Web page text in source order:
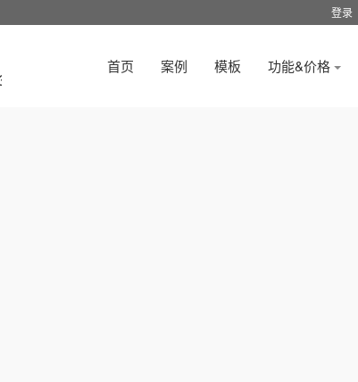
登录
首页 案例 模板 功能&价格